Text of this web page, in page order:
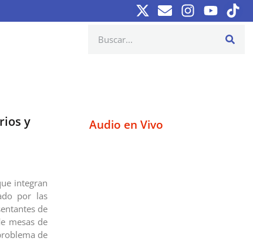
y
integran
por las
de
mesas de
de
Audio en Vivo